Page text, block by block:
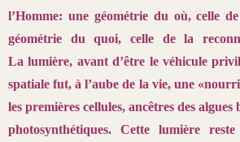
l’Homme: une géométrie du où, celle
géométrie du quoi, celle de la
Lalumière, avant d’être le véhicule
spatiale fut, àl’aube de la vie, une
les premières cellules, ancêtres des algues
photosynthétiques. Cette lumière